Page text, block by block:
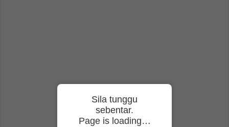
Sila tunggu
sebentar.
Page is loading…